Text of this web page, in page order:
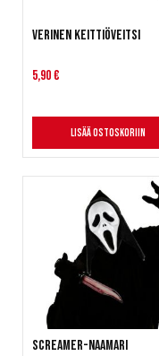
Verinen keittiöveitsi
5,90 €
Lisää ostoskoriin
Screamer-naamari